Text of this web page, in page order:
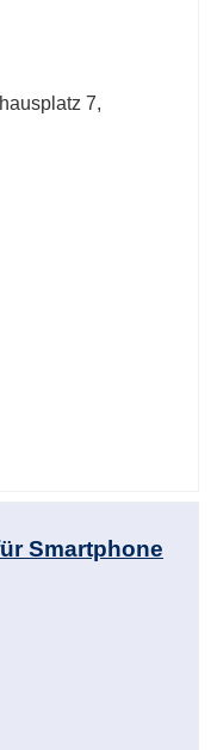
7,
Smartphone